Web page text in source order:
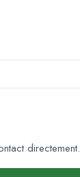
directement.